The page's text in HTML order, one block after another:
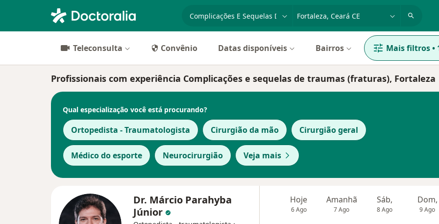
cidade ou região
Teleconsulta Convênio Datas disponíveis Bairros Mais filtros•
Profissionais com experiência Complicações e sequelas de traumas (fraturas), Fortaleza
Qual especialização você está procurando?
Ortopedista - Traumatologista Cirurgião da mão Cirurgião geral
Médico do esporte Neurocirurgião Veja mais
Dr. Márcio Parahyba
Júnior
Hoje
6 Ago
Amanhã
7 Ago
Sáb,
8 Ago
Dom,
9 Ago